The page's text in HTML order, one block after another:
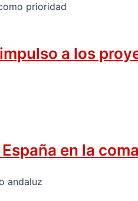
a los
en la